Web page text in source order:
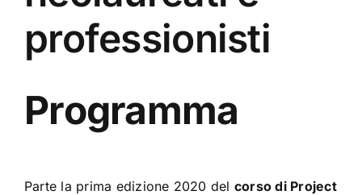
professionisti
Programma
Parte la prima edizione 2020 del corso di Project